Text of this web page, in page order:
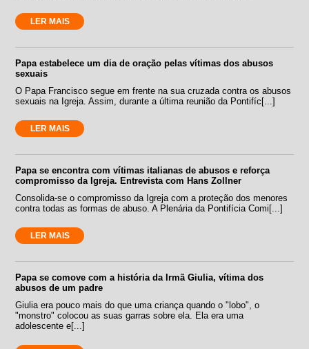
LER MAIS
Papa estabelece um dia de oração pelas vítimas dos abusos
sexuais
O Papa Francisco segue em frente na sua cruzada contra os abusos
sexuais na Igreja. Assim, durante a última reunião da Pontifíc[...]
LER MAIS
Papa se encontra com vítimas italianas de abusos e reforça
compromisso da Igreja. Entrevista com Hans Zollner
Consolida-se o compromisso da Igreja com a proteção dos menores
contra todas as formas de abuso. A Plenária da Pontifícia Comi[...]
LER MAIS
Papa se comove com a história da Irmã Giulia, vítima dos
abusos de um padre
Giulia era pouco mais do que uma criança quando o "lobo", o
"monstro" colocou as suas garras sobre ela. Ela era uma
adolescente e[...]